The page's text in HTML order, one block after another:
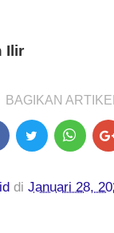
Ilir
BAGIKAN
di Januari 28,